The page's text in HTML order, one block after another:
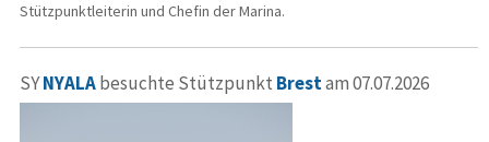
Stützpunktleiterin und Chefin der Marina.
SYNYALAbesuchte Stützpunkt Brestam 07.07.2026